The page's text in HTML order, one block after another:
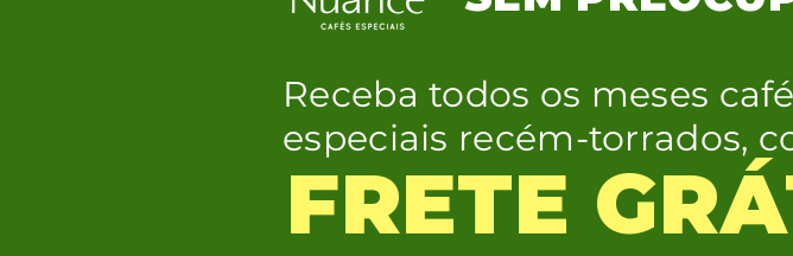
Receba todos os meses
especiais recém-torrados,
FRETE